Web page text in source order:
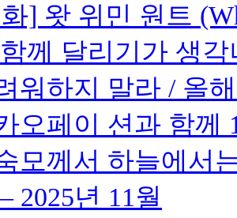
] 왓 위민 원트
께 달리기가 생각
워하지 말라 / 올
오페이 션과 함께
모께서 하늘에서
2025년 11월